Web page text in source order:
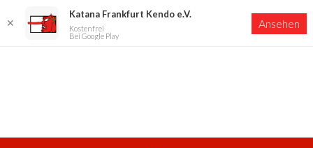
✕
Katana Frankfurt Kendo e.V.
Kostenfrei
Bei Google Play
Ansehen